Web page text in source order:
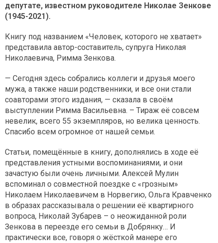
депутате, известном руководителе Николае Зенкове
(1945-2021).
Книгу под названием «Человек, которого не хватает»
представила автор-составитель, супруга Николая
Николаевича, Римма Зенкова.
— Сегодня здесь собрались коллеги и друзья моего
мужа, а также наши родственники, и все они стали
соавторами этого издания, — сказала в своём
выступлении Римма Васильевна. – Тираж её совсем
невелик, всего 55 экземпляров, но велика ценность.
Спасибо всем огромное от нашей семьи.
Статьи, помещённые в книгу, дополнялись в ходе её
представления устными воспоминаниями, и они
зачастую были очень личными. Алексей Мулин
вспоминал о совместной поездке с «грозным»
Николаем Николаевичем в Норвегию, Ольга Кравченко
в образах рассказывала о решении её квартирного
вопроса, Николай Зубарев – о неожиданной роли
Зенкова в переезде его семьи в Добрянку… И
практически все, говоря о жёсткой манере его